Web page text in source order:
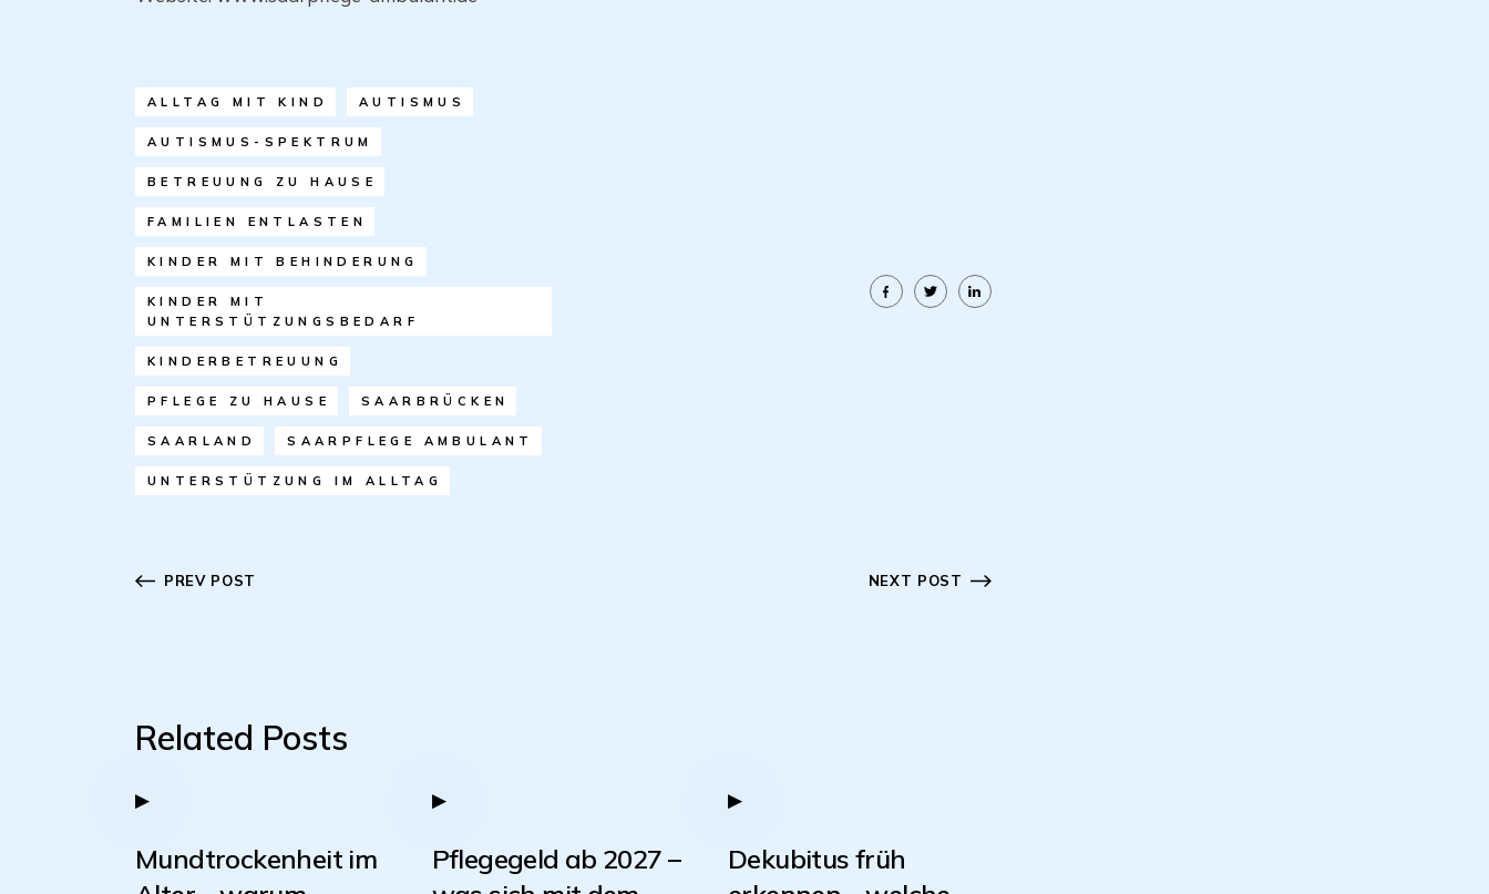
ALLTAG MIT KIND AUTISMUS
AUTISMUS-SPEKTRUM
BETREUUNG ZU HAUSE
FAMILIEN ENTLASTEN
KINDER MIT BEHINDERUNG
KINDER MIT
UNTERSTÜTZUNGSBEDARF
KINDERBETREUUNG
PFLEGE ZU HAUSE SAARBRÜCKEN
SAARLAND SAARPFLEGE AMBULANT
UNTERSTÜTZUNG IM ALLTAG
PREV POST NEXT POST
Related Posts
Mundtrockenheit im
Pflegegeld ab 2027 –
Dekubitus früh